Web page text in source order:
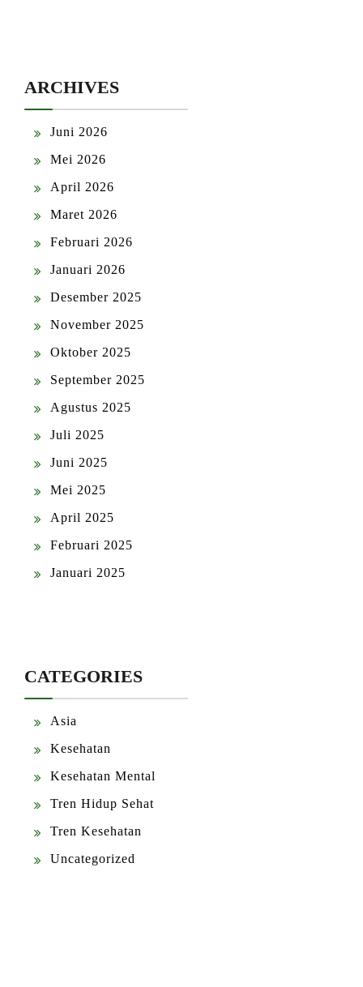
ARCHIVES
Juni 2026
Mei 2026
April 2026
Maret 2026
Februari 2026
Januari 2026
Desember 2025
November 2025
Oktober 2025
September 2025
Agustus 2025
Juli 2025
Juni 2025
Mei 2025
April 2025
Februari 2025
Januari 2025
CATEGORIES
Asia
Kesehatan
Kesehatan Mental
Tren Hidup Sehat
Tren Kesehatan
Uncategorized